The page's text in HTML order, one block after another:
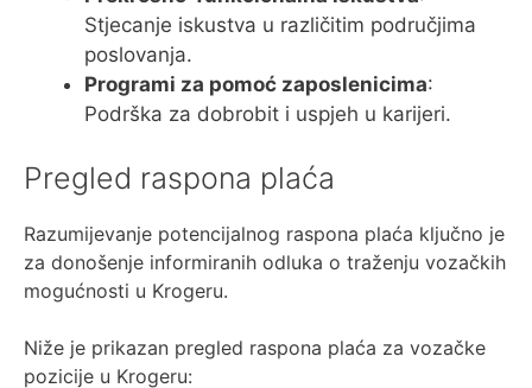
Stjecanje iskustva u različitim područjima
poslovanja.
Programi za pomoć zaposlenicima:
Podrška za dobrobit i uspjeh u karijeri.
Pregled raspona plaća
Razumijevanje potencijalnog raspona plaća ključno je
za donošenje informiranih odluka o traženju vozačkih
mogućnosti u Krogeru.
Niže je prikazan pregled raspona plaća za vozačke
pozicije u Krogeru: